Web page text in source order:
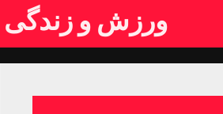
ورزش و زندگی